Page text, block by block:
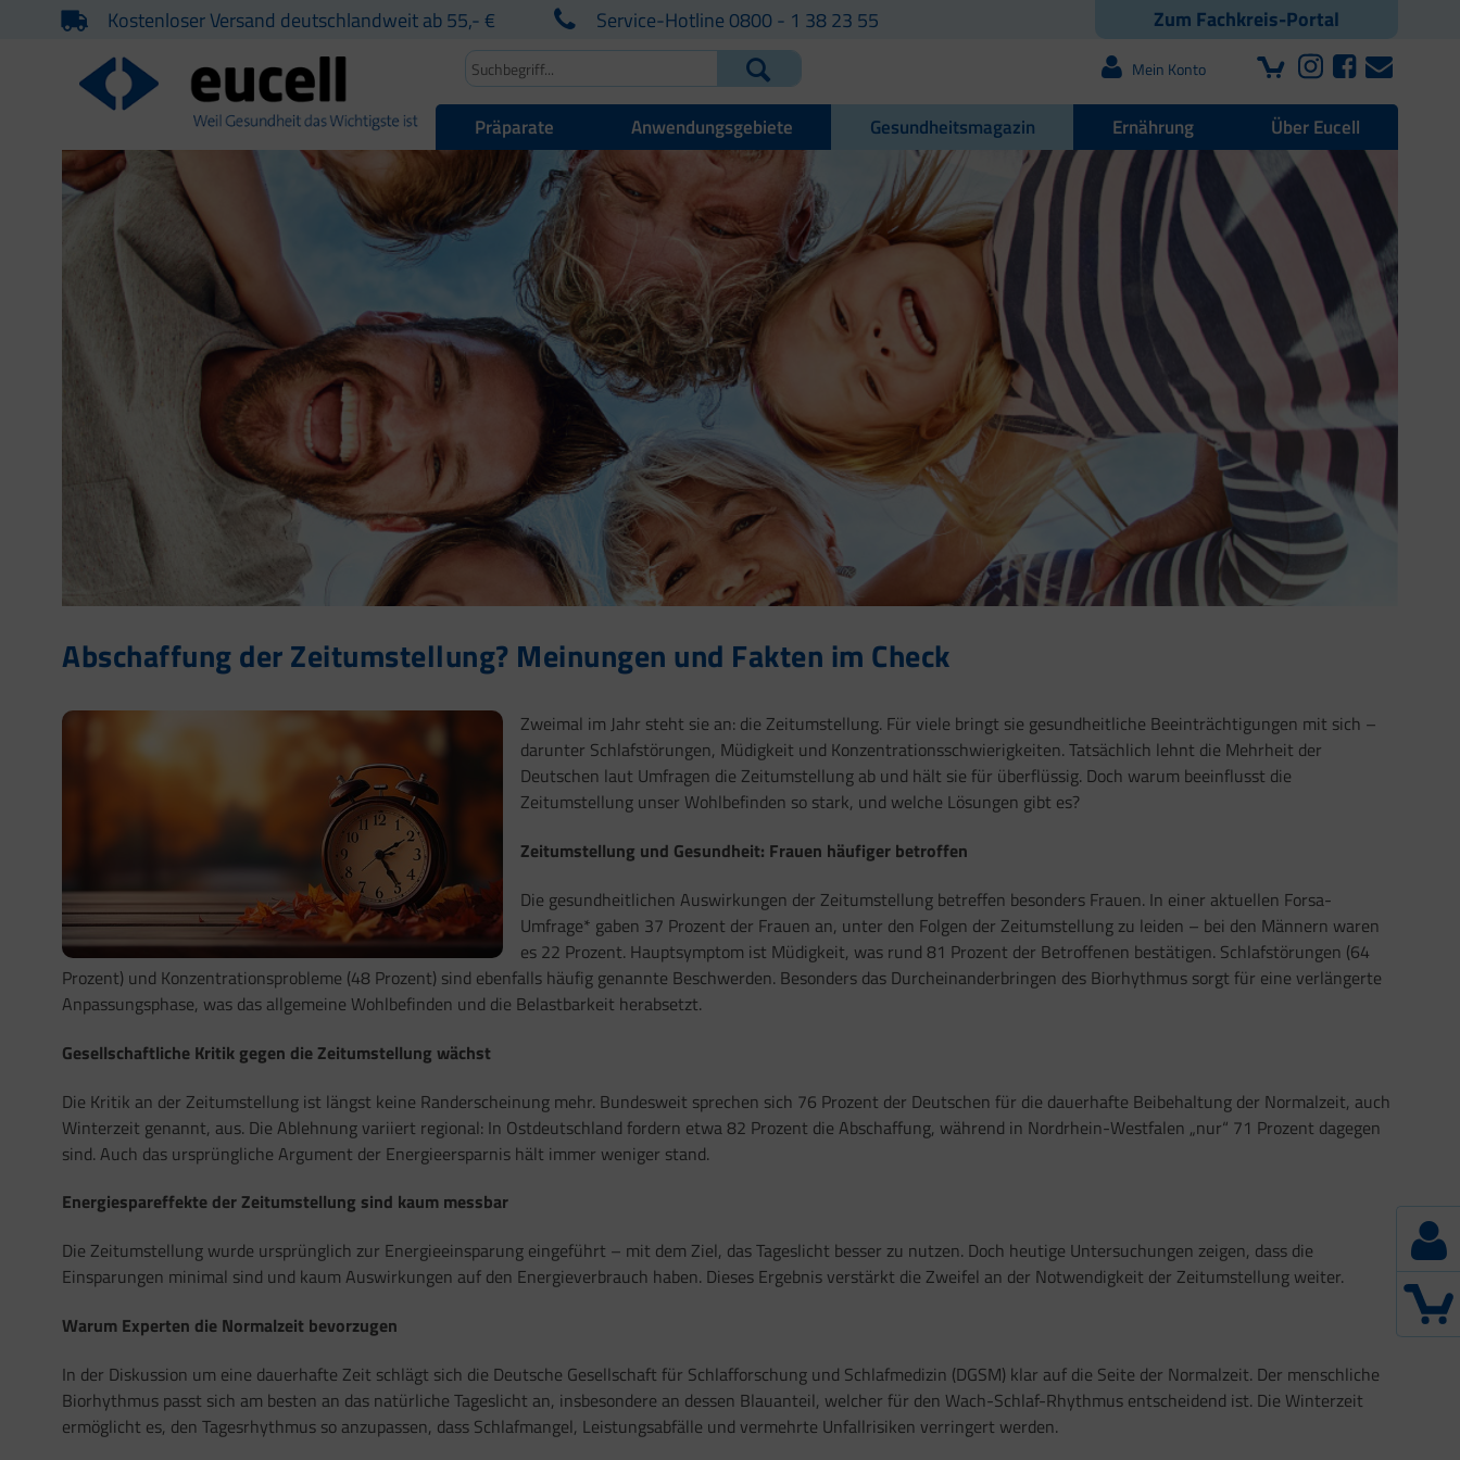
Zum Fachkreis-Portal
Kostenloser Versand deutschlandweit ab 55,- € Service-Hotline 0800 - 1 38 23 55
Mein Konto
Präparate Anwendungsgebiete Gesundheitsmagazin Ernährung Über Eucell
Abschaffung der Zeitumstellung? Meinungen und Fakten im Check
Zweimal im Jahr steht sie an: die Zeitumstellung. Für viele bringt sie gesundheitliche Beeinträchtigungen mit sich –
darunter Schlafstörungen, Müdigkeit und Konzentrationsschwierigkeiten. Tatsächlich lehnt die Mehrheit der
Deutschen laut Umfragen die Zeitumstellung ab und hält sie für überflüssig. Doch warum beeinflusst die
Zeitumstellung unser Wohlbefinden so stark, und welche Lösungen gibt es?
Zeitumstellung und Gesundheit: Frauen häufiger betroffen
Die gesundheitlichen Auswirkungen der Zeitumstellung betreffen besonders Frauen. In einer aktuellen Forsa-
Umfrage* gaben 37 Prozent der Frauen an, unter den Folgen der Zeitumstellung zu leiden – bei den Männern waren
es 22 Prozent. Hauptsymptom ist Müdigkeit, was rund 81 Prozent der Betroffenen bestätigen. Schlafstörungen (64
Prozent) und Konzentrationsprobleme (48 Prozent) sind ebenfalls häufig genannte Beschwerden. Besonders das Durcheinanderbringen des Biorhythmus sorgt für eine verlängerte
Anpassungsphase, was das allgemeine Wohlbefinden und die Belastbarkeit herabsetzt.
Gesellschaftliche Kritik gegen die Zeitumstellung wächst
Die Kritik an der Zeitumstellung ist längst keine Randerscheinung mehr. Bundesweit sprechen sich 76 Prozent der Deutschen für die dauerhafte Beibehaltung der Normalzeit, auch
Winterzeit genannt, aus. Die Ablehnung variiert regional: In Ostdeutschland fordern etwa 82 Prozent die Abschaffung, während in Nordrhein-Westfalen „nur“ 71 Prozent dagegen
sind. Auch das ursprüngliche Argument der Energieersparnis hält immer weniger stand.
Energiespareffekte der Zeitumstellung sind kaum messbar
Die Zeitumstellung wurde ursprünglich zur Energieeinsparung eingeführt – mit dem Ziel, das Tageslicht besser zu nutzen. Doch heutige Untersuchungen zeigen, dass die
Einsparungen minimal sind und kaum Auswirkungen auf den Energieverbrauch haben. Dieses Ergebnis verstärkt die Zweifel an der Notwendigkeit der Zeitumstellung weiter.
Warum Experten die Normalzeit bevorzugen
In der Diskussion um eine dauerhafte Zeit schlägt sich die Deutsche Gesellschaft für Schlafforschung und Schlafmedizin (DGSM) klar auf die Seite der Normalzeit. Der menschliche
Biorhythmus passt sich am besten an das natürliche Tageslicht an, insbesondere an dessen Blauanteil, welcher für den Wach-Schlaf-Rhythmus entscheidend ist. Die Winterzeit
ermöglicht es, den Tagesrhythmus so anzupassen, dass Schlafmangel, Leistungsabfälle und vermehrte Unfallrisiken verringert werden.